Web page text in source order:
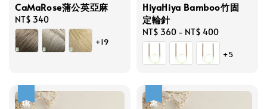
CaMaRose蒲公英亞麻
Regular
price
NT$ 340
+19
HiyaHiya Bamboo竹固
定輪針
Regular
price
NT$ 360 - NT$ 400
+5